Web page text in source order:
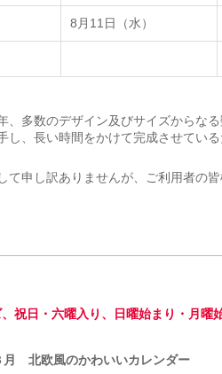
8月11日（水）
、多数のデザイン及びサイズからな
し、長い時間をかけて完成させてい
て申し訳ありませんが、ご利用者の
、祝日・六曜入り、日曜始まり・月曜
月 北欧風のかわいいカレンダー